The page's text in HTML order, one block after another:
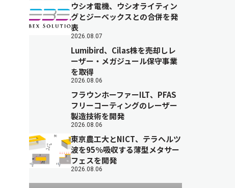
ウシオ電機、ウシオライティン
グとジーベックスとの合併を発
表
2026.08.07
Lumibird、Cilas株を売却しレ
ーザー・メガジュール保守事業
を取得
2026.08.06
フラウンホーファーILT、PFAS
フリーコーティングのレーザー
製造技術を開発
2026.08.06
東京農工大とNICT、テラヘルツ
波を95％吸収する薄型メタサー
フェスを開発
2026.08.06